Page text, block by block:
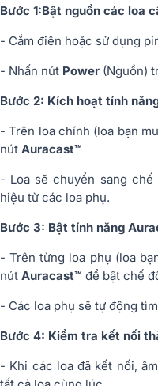
Bước 1:Bật nguồn các loa
- Cắm điện hoặc sử dụng
- Nhấn nút Power (Nguồn)
Bước 2: Kích hoạt tính
- Trên loa chính (loa bạn
nút Auracast™
- Loa sẽ chuyển sang
hiệu từ các loa phụ.
Bước 3: Bật tính năng
- Trên từng loa phụ (loa
nút Auracast™ để bật chế
- Các loa phụ sẽ tự động
Bước 4: Kiểm tra kết nối
- Khi các loa đã kết nối,